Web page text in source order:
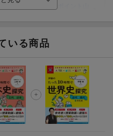
で無料データSIM（3GB/月プ
の拡散で300円OFFクーポン
いる商品